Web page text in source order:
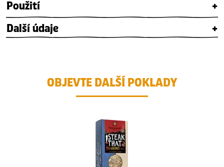
Použití
+
Další údaje
+
OBJEVTE DALŠÍ POKLADY